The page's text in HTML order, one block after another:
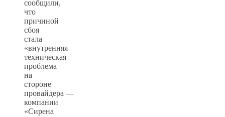
сообщили,
что
причиной
сбоя
стала
«внутренняя
техническая
проблема
на
стороне
провайдера —
компании
«Сирена